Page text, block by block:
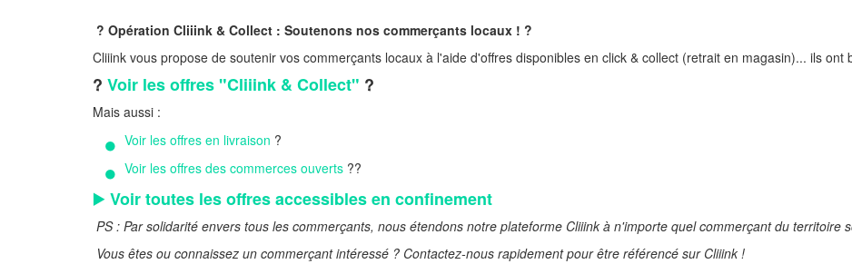
? Opération Cliiink & Collect : Soutenons nos commerçants locaux ! ?
Cliiink vous propose de soutenir vos commerçants locaux à l'aide d'offres disponibles en click & collect (retrait en magasin)... ils ont
? Voir les offres "Cliiink & Collect" ?️
Mais aussi :
Voir les offres en livraison ?
Voir les offres des commerces ouverts ?‍?
▶️Voir toutes les offres accessibles en confinement
PS : Par solidarité envers tous les commerçants, nous étendons notre plateforme Cliiink à n'importe quel commerçant du territoire
Vous êtes ou connaissez un commerçant intéressé ? Contactez-nous rapidement pour être référencé sur Cliiink !